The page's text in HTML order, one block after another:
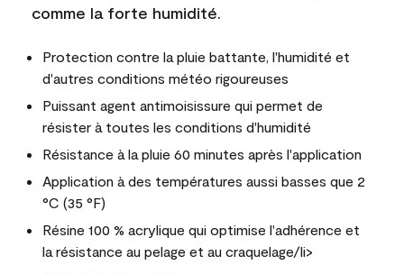
comme la forte humidité.
Protection contre la pluie battante, l'humidité et
d'autres conditions météo rigoureuses
Puissant agent antimoisissure qui permet de
résister à toutes les conditions d'humidité
Résistance à la pluie 60 minutes après l'application
Application à des températures aussi basses que 2
°C (35 °F)
Résine 100 % acrylique qui optimise l'adhérence et
la résistance au pelage et au craquelage/li>